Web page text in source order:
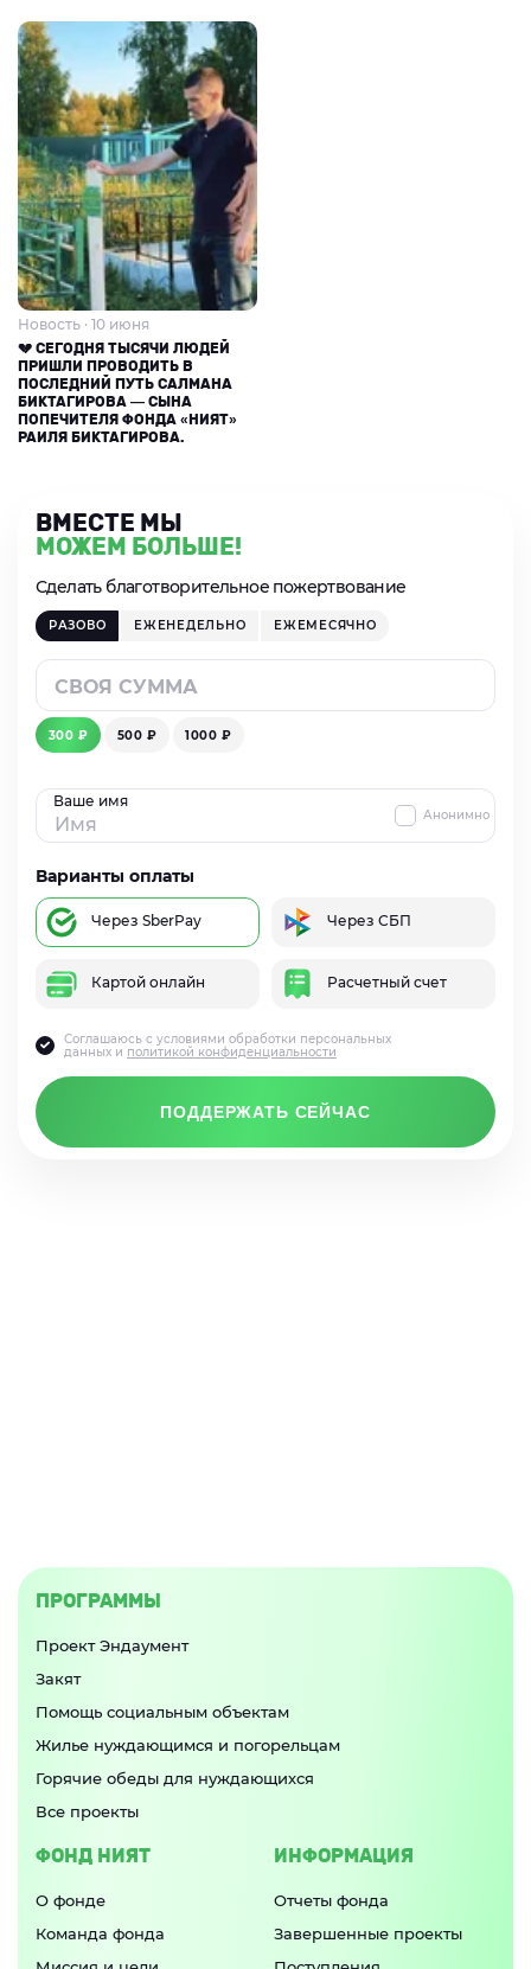
Новость · 10 июня
💔 СЕГОДНЯ ТЫСЯЧИ ЛЮДЕЙ
ПРИШЛИ ПРОВОДИТЬ В
ПОСЛЕДНИЙ ПУТЬ САЛМАНА
БИКТАГИРОВА — СЫНА
ПОПЕЧИТЕЛЯ ФОНДА «НИЯТ»
РАИЛЯ БИКТАГИРОВА.
ВМЕСТЕ МЫ
МОЖЕМ БОЛЬШЕ!
Сделать благотворительное пожертвование
РАЗОВО ЕЖЕНЕДЕЛЬНО ЕЖЕМЕСЯЧНО
300 ₽ 500 ₽ 1000 ₽
Ваше имя
Анонимно
Варианты оплаты
Через SberPay Через СБП
Картой онлайн Расчетный счет
ПОДДЕРЖАТЬ СЕЙЧАС
Соглашаюсь с условиями обработки персональных
данных и политикой конфиденциальности
ПРОГРАММЫ
Проект Эндаумент
Закят
Помощь социальным объектам
Жилье нуждающимся и погорельцам
Горячие обеды для нуждающихся
Все проекты
ФОНД НИЯТ
О фонде
Команда фонда
ИНФОРМАЦИЯ
Отчеты фонда
Завершенные проекты